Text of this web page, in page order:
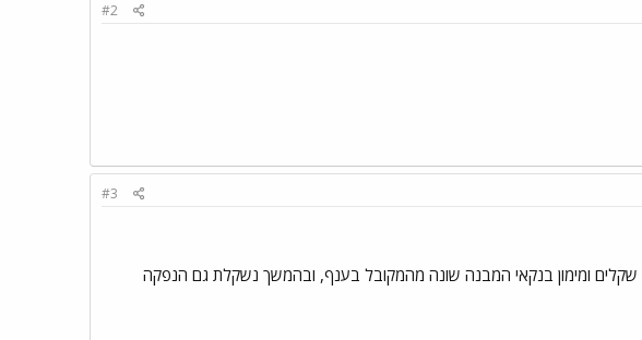
#2
#3
שקלים ומימון בנקאי המבנה שונה מהמקובל בענף, ובהמשך נשקלת גם הנפקה